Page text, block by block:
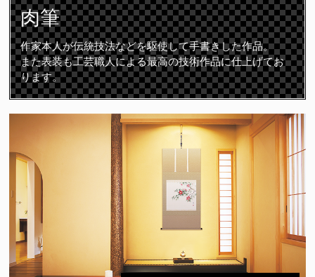
肉筆
作家本人が伝統技法などを駆使して手書きした作品。
また表装も工芸職人による最高の技術作品に仕上げてお
ります。